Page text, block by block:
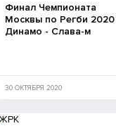
Финал Чемпионата
Москвы по Регби 2020
Динамо - Слава-м
30 ОКТЯБРЯ 2020